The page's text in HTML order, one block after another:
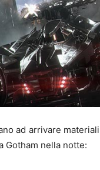
ad arrivare
Gotham nella notte: